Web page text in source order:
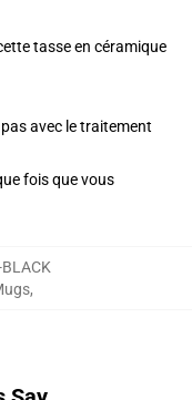
tasse en céramique
avec le traitement
fois que vous
,